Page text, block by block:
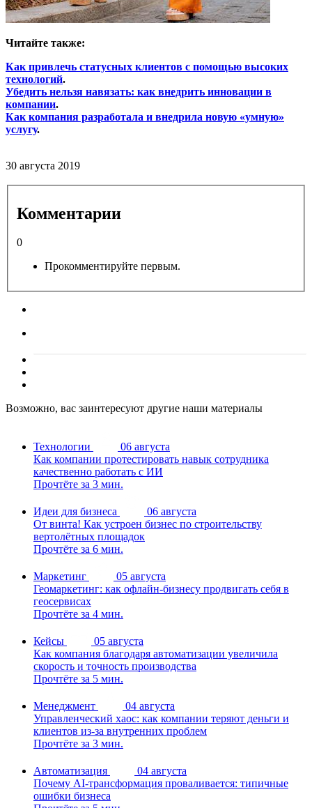
Читайте также:
Как привлечь статусных клиентов с помощью высоких
технологий.
Убедить нельзя навязать: как внедрить инновации в
компании.
Как компания разработала и внедрила новую «умную»
услугу.
30 августа 2019
Комментарии
0
Прокомментируйте первым.
Возможно, вас заинтересуют другие наши материалы
Технологии
06 августа
Как компании протестировать навык сотрудника
качественно работать с ИИ
Прочтёте за 3 мин.
Идеи для бизнеса
06 августа
От винта! Как устроен бизнес по строительству
вертолётных площадок
Прочтёте за 6 мин.
Маркетинг
05 августа
Геомаркетинг: как офлайн-бизнесу продвигать себя в
геосервисах
Прочтёте за 4 мин.
Кейсы
05 августа
Как компания благодаря автоматизации увеличила
скорость и точность производства
Прочтёте за 5 мин.
Менеджмент
04 августа
Управленческий хаос: как компании теряют деньги и
клиентов из-за внутренних проблем
Прочтёте за 3 мин.
Автоматизация
04 августа
Почему AI-трансформация проваливается: типичные
ошибки бизнеса